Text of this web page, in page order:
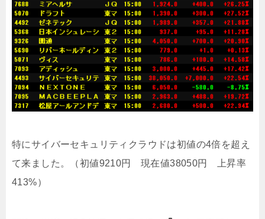
特にサイバーセキュリティクラウドは初値の4倍を超え
て来ました。（初値9210円 現在値38050円 上昇率
413%）